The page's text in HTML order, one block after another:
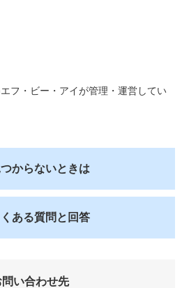
フ・ビー・アイが管理・運営してい
つからないときは
ある質問と回答
い合わせ先